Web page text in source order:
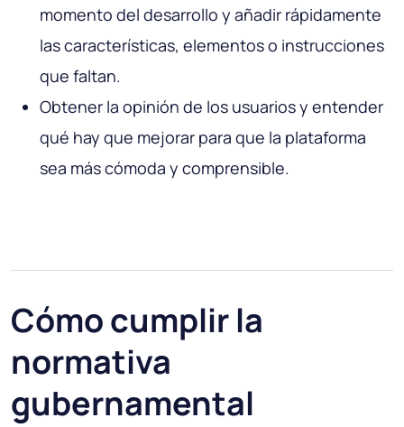
momento del desarrollo y añadir rápidamente
las características, elementos o instrucciones
que faltan.
Obtener la opinión de los usuarios y entender
qué hay que mejorar para que la plataforma
sea más cómoda y comprensible.
Cómo cumplir la
normativa
gubernamental